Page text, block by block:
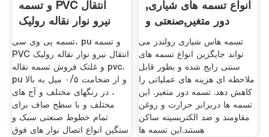
و تسمه PVC انتقال
نیرو نوار نقاله رولیک
تسمه پی وی سی، pu و تسمه
PVC انتقال نیرو نوار نقاله رولیک
و غلتک فروش تسمه نقاله pvc،
pu و از ضخامت ۰/۵ میل به بالا
، در رنگهای مختلف و آج های
مختلف و با سطح صاف برای
تمام خطوط صنعتی سبک و
سنگین انواع اتصال نوار های فوق
انواع تسمه های شیاری,
دور متغیر,صنعتی و
تسمه هاس شیاری رولندز می
تواند جایگزین انواع تسمه های
سنتی رایج شده و بطور قابل
ملاحظه ای هزینه های عملیاتی را
کاهش دهد. تسمه دور متغیر. این
تسمه ها دربرابر حرارت و روغن
مقاومند و ضد الکتریسیته ساکن
هستند.این تسمه ها